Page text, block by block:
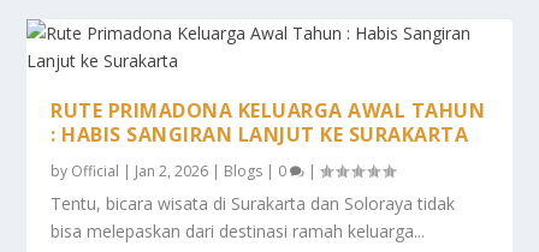
RUTE PRIMADONA KELUARGA AWAL TAHUN
: HABIS SANGIRAN LANJUT KE SURAKARTA
by Official | Jan 2, 2026 | Blogs | 0 |
Tentu, bicara wisata di Surakarta dan Soloraya tidak
bisa melepaskan dari destinasi ramah keluarga...